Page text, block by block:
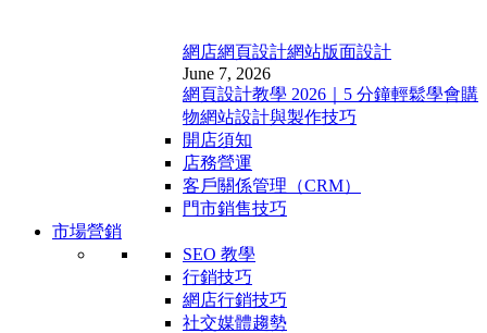
網店網頁設計網站版面設計
June 7, 2026
網頁設計教學 2026｜5 分鐘輕鬆學會購
物網站設計與製作技巧
開店須知
店務營運
客戶關係管理（CRM）
門市銷售技巧
市場營銷
SEO 教學
行銷技巧
網店行銷技巧
社交媒體趨勢